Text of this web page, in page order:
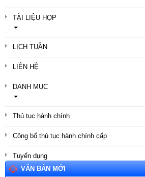
TÀI LIỆU HỌP
LỊCH TUẦN
LIÊN HỆ
DANH MỤC
Thủ tục hành chính
Công bố thủ tục hành chính cấp
Tuyển dụng
VĂN BẢN MỚI